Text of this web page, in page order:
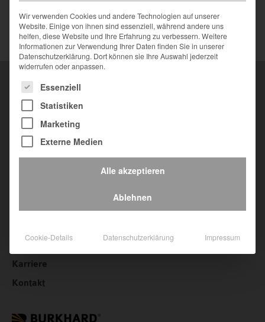
Burkhard Group
Karriere
Kontakt
Wir verwenden Cookies und andere Technologien auf unserer
Website. Einige von ihnen sind essenziell, während andere uns
helfen, diese Website und Ihre Erfahrung zu verbessern. Weitere
Informationen zur Verwendung Ihrer Daten finden Sie in unserer
Datenschutzerklärung. Dort können sie Ihre Auswahl jederzeit
widerrufen oder anpassen.
Es folgt eine Liste der Service-Gruppen, für die eine
Essenziell
Statistiken
Marketing
Externe Medien
Alle akzeptieren
Ablehnen
Cookie-Details Datenschutzerklärung Impressum